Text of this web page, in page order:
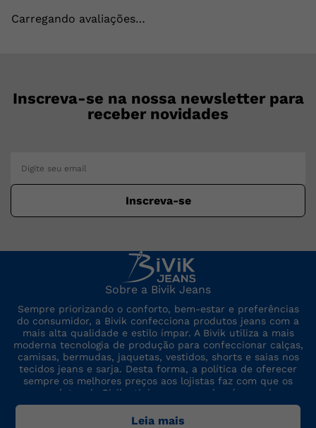
Carregando avaliações…
Inscreva-se na nossa newsletter para
receber novidades
Inscreva-se
Sobre a Bivik Jeans
Sempre priorizando o conforto, bem-estar e preferências
do consumidor, a Bivik confecciona produtos jeans com a
mais alta qualidade e estilo ímpar. A Bivik utiliza a mais
moderna tecnologia de produção para confeccionar calças,
camisas, bermudas, jaquetas, vestidos, shorts e saias nos
tecidos jeans e sarja. Desta forma, a política de oferecer
sempre os melhores preços aos lojistas faz com que os
produtos da Bivik atinjam um grande número de
consumidores. A marca sempre está por dentro das últimas
tendências de moda, para oferecer produtos de preço,
Leia mais